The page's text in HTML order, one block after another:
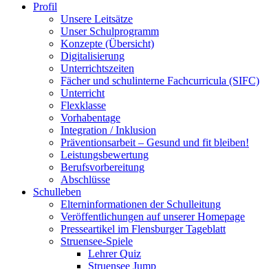
Profil
Unsere Leitsätze
Unser Schulprogramm
Konzepte (Übersicht)
Digitalisierung
Unterrichtszeiten
Fächer und schulinterne Fachcurricula (SIFC)
Unterricht
Flexklasse
Vorhabentage
Integration / Inklusion
Präventionsarbeit – Gesund und fit bleiben!
Leistungsbewertung
Berufsvorbereitung
Abschlüsse
Schulleben
Elterninformationen der Schulleitung
Veröffentlichungen auf unserer Homepage
Presseartikel im Flensburger Tageblatt
Struensee-Spiele
Lehrer Quiz
Struensee Jump